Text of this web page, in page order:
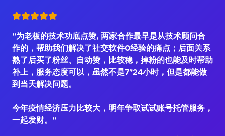
"为老板的技术功底点赞, 两家合作最早是从技术顾问合
作的，帮助我们解决了社交软件0经验的痛点；后面关系
熟了后买了粉丝、自动赞，比较稳，掉粉的也能及时帮助
补上，服务态度可以，虽然不是7*24小时，但是都能做
到当天解决问题。
今年疫情经济压力比较大，明年争取试试账号托管服务，
一起发财。"